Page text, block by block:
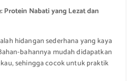
Protein Nabati yang Lezat dan
hidangan sederhana yang kaya
bahannya mudah didapatkan
sehingga cocok untuk praktik